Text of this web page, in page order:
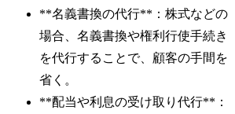
**名義書換の代行**：株式などの
場合、名義書換や権利行使手続き
を代行することで、顧客の手間を
省く。
**配当や利息の受け取り代行**：